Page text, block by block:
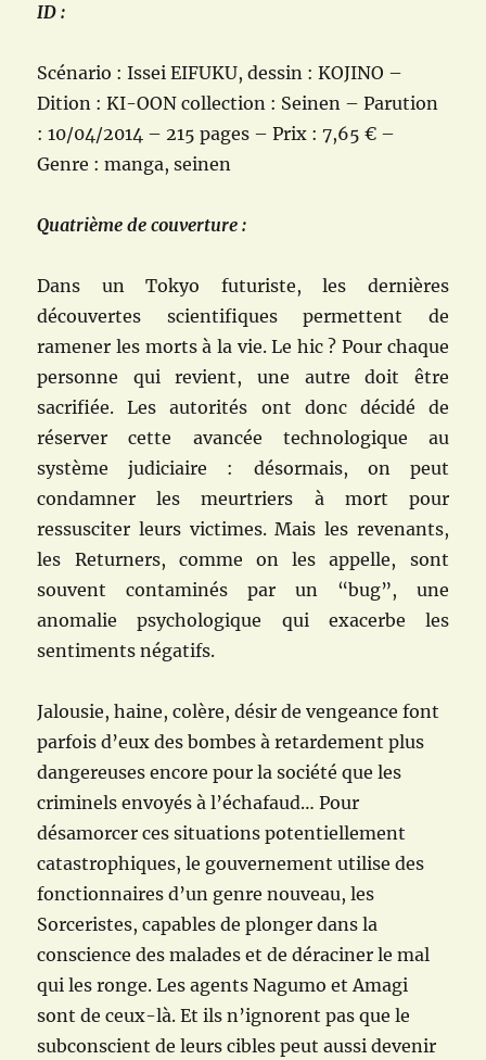
ID :
Scénario : Issei EIFUKU, dessin : KOJINO –
Dition : KI-OON collection : Seinen – Parution
: 10/04/2014 – 215 pages – Prix : 7,65 € –
Genre : manga, seinen
Quatrième de couverture :
Dans un Tokyo futuriste, les dernières
découvertes scientifiques permettent de
ramener les morts à la vie. Le hic ? Pour chaque
personne qui revient, une autre doit être
sacrifiée. Les autorités ont donc décidé de
réserver cette avancée technologique au
système judiciaire : désormais, on peut
condamner les meurtriers à mort pour
ressusciter leurs victimes. Mais les revenants,
les Returners, comme on les appelle, sont
souvent contaminés par un “bug”, une
anomalie psychologique qui exacerbe les
sentiments négatifs.
Jalousie, haine, colère, désir de vengeance font
parfois d’eux des bombes à retardement plus
dangereuses encore pour la société que les
criminels envoyés à l’échafaud… Pour
désamorcer ces situations potentiellement
catastrophiques, le gouvernement utilise des
fonctionnaires d’un genre nouveau, les
Sorceristes, capables de plonger dans la
conscience des malades et de déraciner le mal
qui les ronge. Les agents Nagumo et Amagi
sont de ceux-là. Et ils n’ignorent pas que le
subconscient de leurs cibles peut aussi devenir